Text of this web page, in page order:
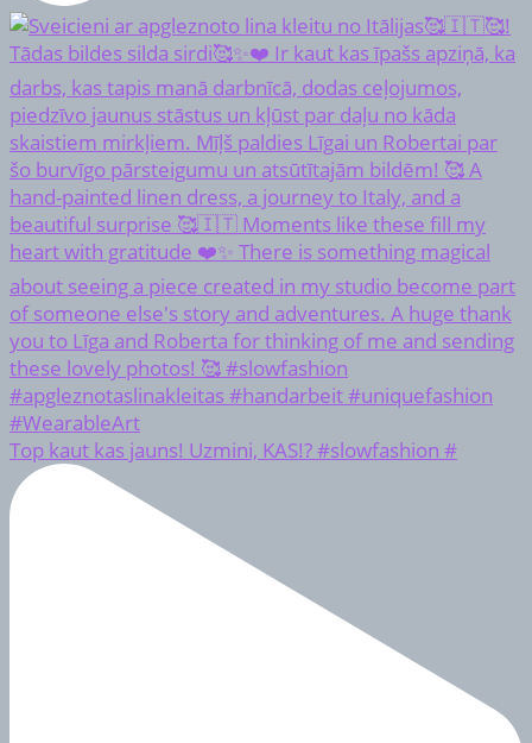
Top kaut kas jauns! Uzmini, KAS!? #slowfashion #